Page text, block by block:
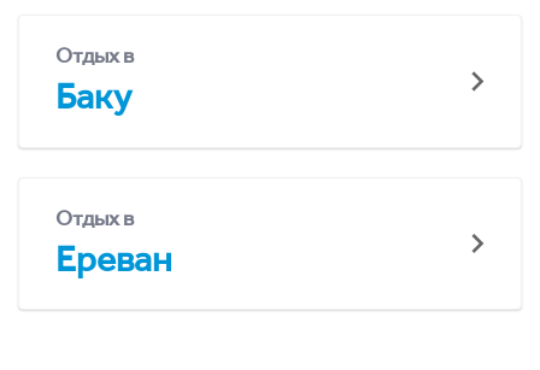
Отдых в
Баку
Отдых в
Ереван